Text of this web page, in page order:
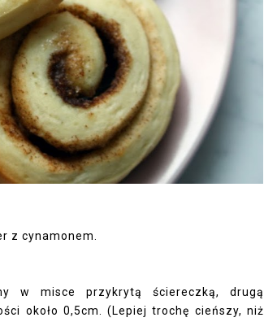
z cynamonem.
w misce przykrytą ściereczką, drugą
około 0,5cm. (Lepiej trochę cieńszy, niż